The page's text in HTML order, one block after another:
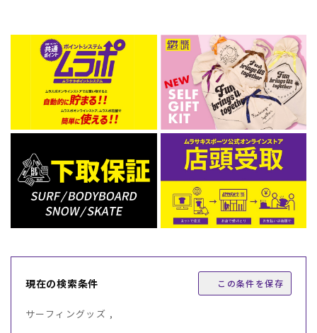
現在の検索条件 この条件を保存
サーフィングッズ ,